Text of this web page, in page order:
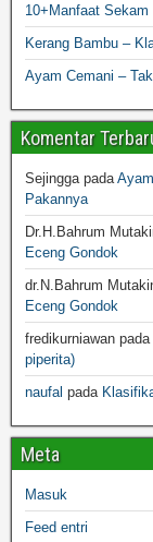
10+Manfaat
Kerang Bambu –
Ayam Cemani –
Komentar
Sejinggapada
Pakannya
Dr.H.Bahrum
Eceng Gondok
dr.N.Bahrum
Eceng Gondok
fredikurniawan pada
piperita)
naufal pada
Meta
Masuk
Feed entri